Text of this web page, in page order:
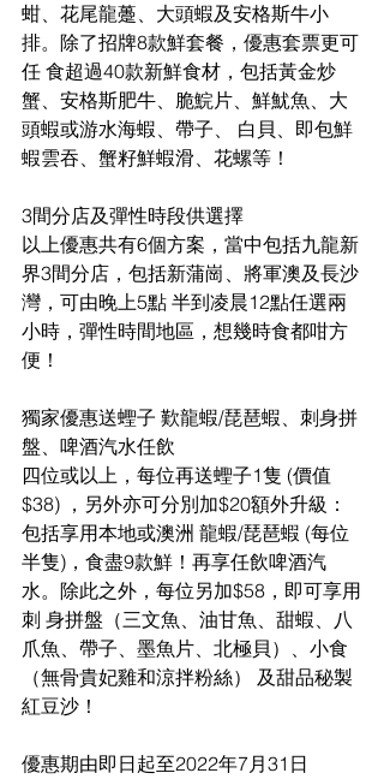
蚶、花尾龍躉、大頭蝦及安格斯牛小
排。除了招牌8款鮮套餐，優惠套票更可
任 食超過40款新鮮食材，包括黃金炒
蟹、安格斯肥牛、脆鯇片、鮮魷魚、大
頭蝦或游水海蝦、帶子、 白貝、即包鮮
蝦雲吞、蟹籽鮮蝦滑、花螺等！
3間分店及彈性時段供選擇
以上優惠共有6個方案，當中包括九龍新
界3間分店，包括新蒲崗、將軍澳及長沙
灣，可由晚上5點 半到凌晨12點任選兩
小時，彈性時間地區，想幾時食都咁方
便！
獨家優惠送蟶子 歎龍蝦/琵琶蝦、刺身拼
盤、啤酒汽水任飲
四位或以上，每位再送蟶子1隻 (價值
$38) ，另外亦可分別加$20額外升級：
包括享用本地或澳洲 龍蝦/琵琶蝦 (每位
半隻)，食盡9款鮮！再享任飲啤酒汽
水。除此之外，每位另加$58，即可享用
刺 身拼盤（三文魚、油甘魚、甜蝦、八
爪魚、帶子、墨魚片、北極貝）、小食
（無骨貴妃雞和涼拌粉絲） 及甜品秘製
紅豆沙！
優惠期由即日起至2022年7月31日